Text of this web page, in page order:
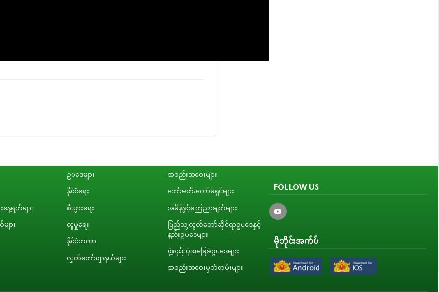
ေ့ရက်များ
ား
ဥပဒေများ
နိုင်ငံရေး
စီးပွားရေး
လူမှုရေး
နိုင်ငံတကာ
လွှတ်တော်ဂျာနယ်များ
အစည်းအဝေးများ
ကော်မတီ/ကော်မရှင်များ
အမိန့်နှင့်ကြေညာချက်များ
ပြည်သူ့လွှတ်တော်ဆိုင်ရာဥပဒေနှင့်
နည်းဥပဒေများ
ဖွဲ့စည်းပုံအခြေခံဥပဒေများ
အစည်းအဝေးမှတ်တမ်းများ
FOLLOW US
မိုဘိုင်းအက်ပ်